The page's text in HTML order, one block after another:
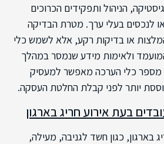
הניהול ותפקידים הכרוכים
לנכסים בעלי ערך. מטרת הבדיקה
או בדיקות רקע, אלא לשמש כלי
ולאימות מידע שנמסר במהלך
מספר כלי הערכה מאפשר למעסיק
יותר לפני קבלת החלטת העסקה.
בעת אירוע חריג בארגון
בארגון, כגון חשד לגניבה, מעילה,